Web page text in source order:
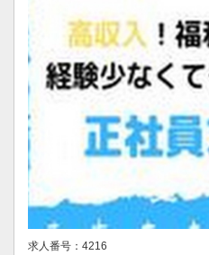
求人番号：4216